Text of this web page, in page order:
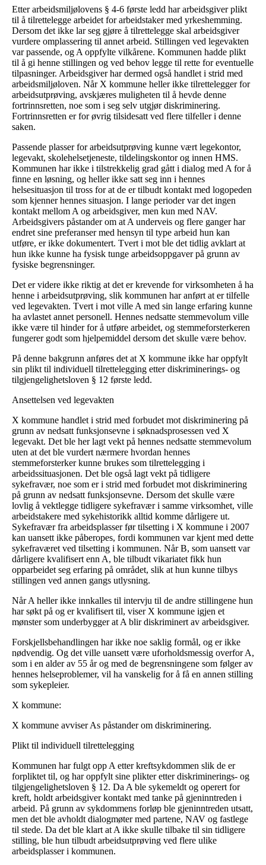
Etter arbeidsmiljølovens § 4-6 første ledd har arbeidsgiver plikt
til å tilrettelegge arbeidet for arbeidstaker med yrkeshemming.
Dersom det ikke lar seg gjøre å tilrettelegge skal arbeidsgiver
vurdere omplassering til annet arbeid. Stillingen ved legevakten
var passende, og A oppfylte vilkårene. Kommunen hadde plikt
til å gi henne stillingen og ved behov legge til rette for eventuelle
tilpasninger. Arbeidsgiver har dermed også handlet i strid med
arbeidsmiljøloven. Når X kommune heller ikke tilrettelegger for
arbeidsutprøving, avskjæres muligheten til å hevde denne
fortrinnsretten, noe som i seg selv utgjør diskriminering.
Fortrinnsretten er for øvrig tilsidesatt ved flere tilfeller i denne
saken.
Passende plasser for arbeidsutprøving kunne vært legekontor,
legevakt, skolehelsetjeneste, tildelingskontor og innen HMS.
Kommunen har ikke i tilstrekkelig grad gått i dialog med A for å
finne en løsning, og heller ikke satt seg inn i hennes
helsesituasjon til tross for at de er tilbudt kontakt med logopeden
som kjenner hennes situasjon. I lange perioder var det ingen
kontakt mellom A og arbeidsgiver, men kun med NAV.
Arbeidsgivers påstander om at A underveis og flere ganger har
endret sine preferanser med hensyn til type arbeid hun kan
utføre, er ikke dokumentert. Tvert i mot ble det tidlig avklart at
hun ikke kunne ha fysisk tunge arbeidsoppgaver på grunn av
fysiske begrensninger.
Det er videre ikke riktig at det er krevende for virksomheten å ha
henne i arbeidsutprøving, slik kommunen har anført at er tilfelle
ved legevakten. Tvert i mot ville A med sin lange erfaring kunne
ha avlastet annet personell. Hennes nedsatte stemmevolum ville
ikke være til hinder for å utføre arbeidet, og stemmeforsterkeren
fungerer godt som hjelpemiddel dersom det skulle være behov.
På denne bakgrunn anføres det at X kommune ikke har oppfylt
sin plikt til individuell tilrettelegging etter diskriminerings- og
tilgjengelighetsloven § 12 første ledd.
Ansettelsen ved legevakten
X kommune handlet i strid med forbudet mot diskriminering på
grunn av nedsatt funksjonsevne i søknadsprosessen ved X
legevakt. Det ble her lagt vekt på hennes nedsatte stemmevolum
uten at det ble vurdert nærmere hvordan hennes
stemmeforsterker kunne brukes som tilrettelegging i
arbeidssituasjonen. Det ble også lagt vekt på tidligere
sykefravær, noe som er i strid med forbudet mot diskriminering
på grunn av nedsatt funksjonsevne. Dersom det skulle være
lovlig å vektlegge tidligere sykefravær i samme virksomhet, ville
arbeidstakere med sykehistorikk alltid komme dårligere ut.
Sykefravær fra arbeidsplasser før tilsetting i X kommune i 2007
kan uansett ikke påberopes, fordi kommunen var kjent med dette
sykefraværet ved tilsetting i kommunen. Når B, som uansett var
dårligere kvalifisert enn A, ble tilbudt vikariatet fikk hun
opparbeidet seg erfaring på området, slik at hun kunne tilbys
stillingen ved annen gangs utlysning.
Når A heller ikke innkalles til intervju til de andre stillingene hun
har søkt på og er kvalifisert til, viser X kommune igjen et
mønster som underbygger at A blir diskriminert av arbeidsgiver.
Forskjellsbehandlingen har ikke noe saklig formål, og er ikke
nødvendig. Og det ville uansett være uforholdsmessig overfor A,
som i en alder av 55 år og med de begrensningene som følger av
hennes helseproblemer, vil ha vanskelig for å få en annen stilling
som sykepleier.
X kommune:
X kommune avviser As påstander om diskriminering.
Plikt til individuell tilrettelegging
Kommunen har fulgt opp A etter kreftsykdommen slik de er
forpliktet til, og har oppfylt sine plikter etter diskriminerings- og
tilgjengelighetsloven § 12. Da A ble sykemeldt og operert for
kreft, holdt arbeidsgiver kontakt med tanke på gjeninntreden i
arbeid. På grunn av sykdommens forløp ble gjeninntreden utsatt,
men det ble avholdt dialogmøter med partene, NAV og fastlege
til stede. Da det ble klart at A ikke skulle tilbake til sin tidligere
stilling, ble hun tilbudt arbeidsutprøving ved flere ulike
arbeidsplasser i kommunen.